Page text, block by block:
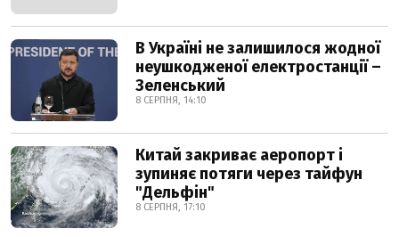
В Україні не залишилося жодної
неушкодженої електростанції –
Зеленський
8 СЕРПНЯ, 14:10
Китай закриває аеропорт і
зупиняє потяги через тайфун
"Дельфін"
8 СЕРПНЯ, 17:10